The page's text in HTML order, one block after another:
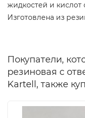
жидкостей и кислот
Изготовлена из
Покупатели,
резиновая с
Kartell, также